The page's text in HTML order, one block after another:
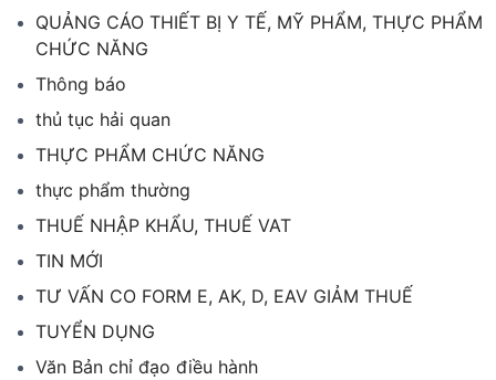
QUẢNG CÁO THIẾT BỊ Y TẾ, MỸ PHẨM, THỰC PHẨM
CHỨC NĂNG
Thông báo
thủ tục hải quan
THỰC PHẨM CHỨC NĂNG
thực phẩm thường
THUẾ NHẬP KHẨU, THUẾ VAT
TIN MỚI
TƯ VẤN CO FORM E, AK, D, EAV GIẢM THUẾ
TUYỂN DỤNG
Văn Bản chỉ đạo điều hành